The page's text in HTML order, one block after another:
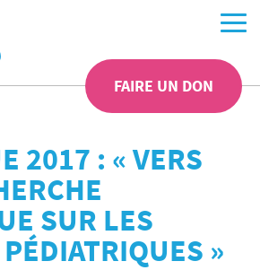
FAIRE UN DON
2017 : « VERS
SUR LES
»